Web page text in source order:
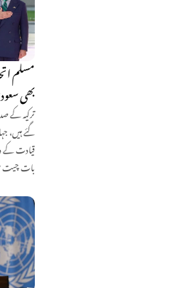
مسلم
بھی
ترکیہ کے
گئے ہیں،
قیادت کے
بات چیت